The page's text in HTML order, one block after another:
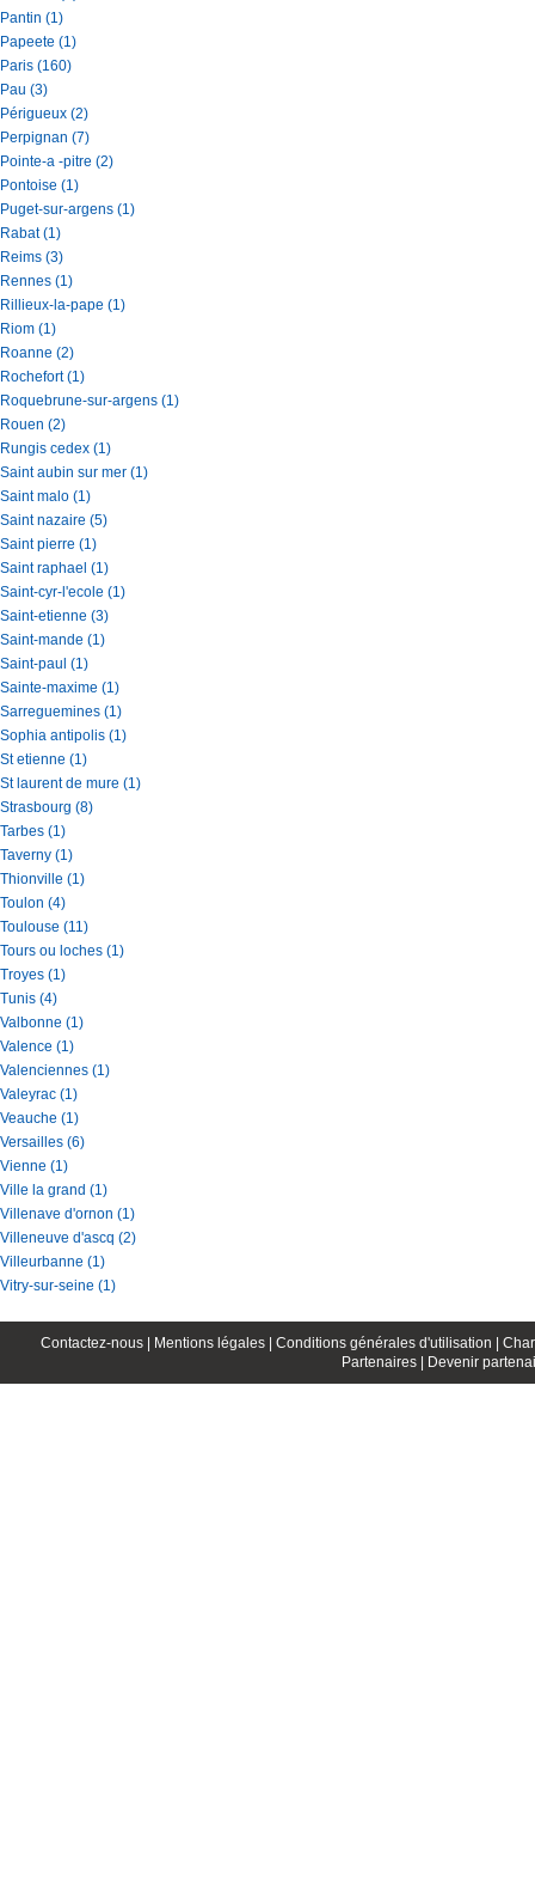
Pantin (1)
Papeete (1)
Paris (160)
Pau (3)
Périgueux (2)
Perpignan (7)
Pointe-a -pitre (2)
Pontoise (1)
Puget-sur-argens (1)
Rabat (1)
Reims (3)
Rennes (1)
Rillieux-la-pape (1)
Riom (1)
Roanne (2)
Rochefort (1)
Roquebrune-sur-argens (1)
Rouen (2)
Rungis cedex (1)
Saint aubin sur mer (1)
Saint malo (1)
Saint nazaire (5)
Saint pierre (1)
Saint raphael (1)
Saint-cyr-l'ecole (1)
Saint-etienne (3)
Saint-mande (1)
Saint-paul (1)
Sainte-maxime (1)
Sarreguemines (1)
Sophia antipolis (1)
St etienne (1)
St laurent de mure (1)
Strasbourg (8)
Tarbes (1)
Taverny (1)
Thionville (1)
Toulon (4)
Toulouse (11)
Tours ou loches (1)
Troyes (1)
Tunis (4)
Valbonne (1)
Valence (1)
Valenciennes (1)
Valeyrac (1)
Veauche (1)
Versailles (6)
Vienne (1)
Ville la grand (1)
Villenave d'ornon (1)
Villeneuve d'ascq (2)
Villeurbanne (1)
Vitry-sur-seine (1)
Contactez-nous | Mentions légales | Conditions générales d'utilisation |
Partenaires |
Devenir